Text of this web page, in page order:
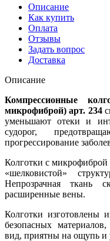
Описание
Как купить
Оплата
Отзывы
Задать вопрос
Доставка
Описание
Компрессионные
микрофиброй) арт. 234
уменьшают отеки и
судорог,
прогрессирование
Колготки с микрофиброй
«шелковистой»
Непрозрачная ткань
расширенные вены.
Колготки изготовлены
безопасных
вид, приятны на ощупь и